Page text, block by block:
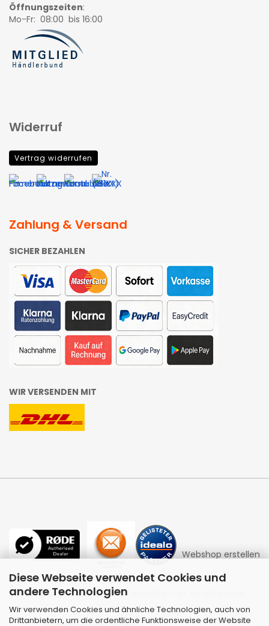
Diese Webseite verwendet Cookies und
andere Technologien
Wir verwenden Cookies und ähnliche Technologien, auch von
Drittanbietern, um die ordentliche Funktionsweise der Website
Öffnungszeiten:
Mo-Fr: 08:00 bis 16:00
Widerruf
Vertrag widerrufen
Zahlung & Versand
SICHER BEZAHLEN
WIR VERSENDEN MIT
Webshop erstellen
mit Gambio.de © 2026 | Template von